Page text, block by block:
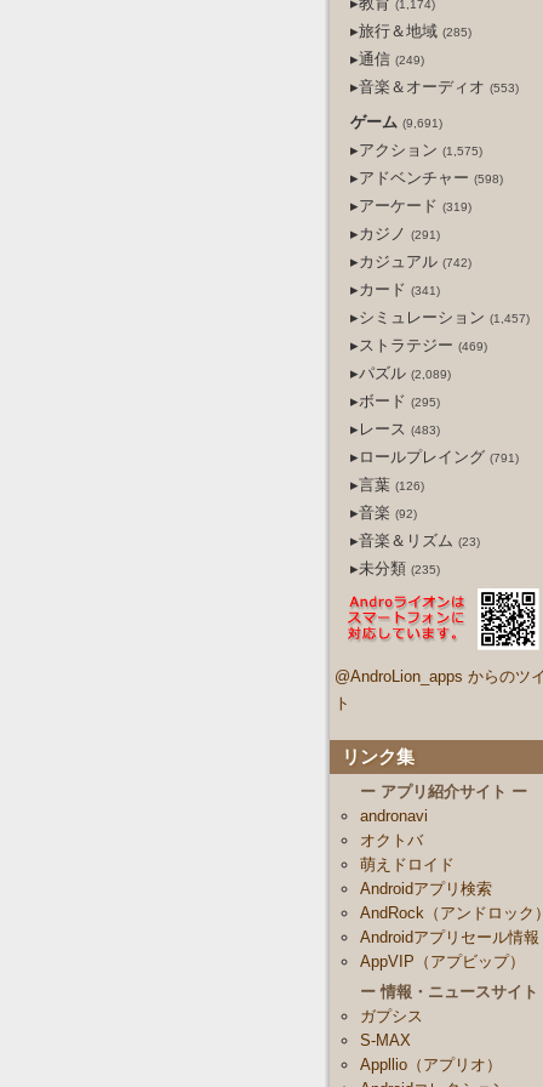
(1,174)
▸旅行＆地域 (285)
▸通信 (249)
▸音楽＆オーディオ (553)
ゲーム (9,691)
▸アクション (1,575)
▸アドベンチャー (598)
▸アーケード (319)
▸カジノ (291)
▸カジュアル (742)
▸カード (341)
▸シミュレーション (1,457)
▸ストラテジー (469)
▸パズル (2,089)
▸ボード (295)
▸レース (483)
▸ロールプレイング (791)
▸言葉 (126)
▸音楽 (92)
▸音楽＆リズム (23)
▸未分類 (235)
@AndroLion_apps からのツ
ト
リンク集
ー アプリ紹介サイト ー
andronavi
オクトバ
萌えドロイド
Androidアプリ検索
AndRock（アンドロック
Androidアプリセール情報
AppVIP（アプビップ）
ー 情報・ニュースサイト
ガプシス
S-MAX
Appllio（アプリオ）